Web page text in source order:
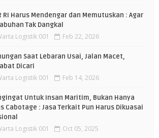
RI Harus Mendengar dan Memutuskan : Agar
Tak Dangkal
Logistik 001 Feb 22, 2026
Saat Lebaran Usai, Jalan Macet,
Dicari
Logistik 001 Feb 14, 2026
Untuk Insan Maritim, Bukan Hanya
Cabotage : Jasa Terkait Pun Harus Dikuasai
Logistik 001 Oct 05, 2025